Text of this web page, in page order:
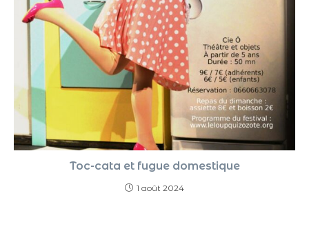
Toc-cata et fugue domestique
1 août 2024